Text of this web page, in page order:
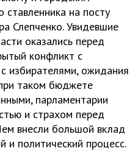
ставленника на посту
Слепченко. Увидевшие
оказались перед
конфликт с
избирателями, ожидания
таком бюджете
парламентарии
и страхом перед
внесли большой вклад
и политический процесс.